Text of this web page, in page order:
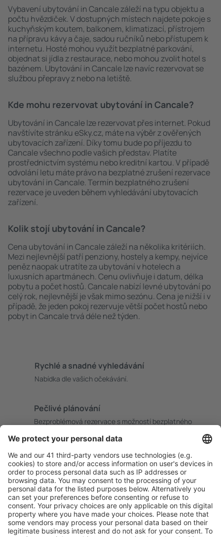
Vybavení ubytování in Cancale záleží na typu objektu a
počtu hvězdiček. V dostupných místech najdete pokoje s
kuchyňským koutem, balkonem, klimatizací, přístrojem
na přípravu kávy a čaje, sadou ručníků nebo přístupem k
internetu. Hosté mohou využít bezplatné parkování,
objednat si jídla z restaurace, nebo mohou zvolit hotel s
bazénem. Ubytování in Cancale lze navíc rezervovat se
službou přepravy z nebo na letiště.
Kde mohu rezervovat ubytování in Cancale?
Ubytování in Cancale lze rezervovat přes internet. Pokud
navštívíte stránku eSky.cz, máte na výběr z ověřených
ubytovacích zařízení. Díky tomu bude po příjezdu to
Cancale všechno podle vašich představ. Platíte
prostřednictvím systému nebo kreditní kartou. V případě
odvolání letu máte právo na bezplatné zrušení rezervace
ubytování in Cancale. Termín bezplatného zrušení
rezervace je uveden během vyhledávání ubytovacích
zařízení.
Kolik stojí ubytování in Cancale?
Cena ubytování in Cancale záleží na několika kritériích.
Mezi nejlevnější patří penziony, hostely a kempy, nejvíce
peněz naopak utratíte za ubytování v hotelech a
luxusních apartmánech. Cenu ovlivňuje i datum, délka
pobytu a počet hostů. Cancale nabízí levné ubytování po
celý rok, nejlevnější je však mimo sezónu. Cena je nižší i v
případě, že jeden pokoj rezervuje větší počet hostů nebo
pobyt in Cancale trvá déle než týden.
Rychlé a snadné vyhledávání
Nabídka dle vašich očekávání.
Pečlivé plánování
Bezproblémová rezervace s možností bezplatného
S námi ušetříte
Atraktivní ceny a speciální nabídky pro přihlášené
uživatele.
Ubytování dle vašeho gusta
Vyberte si z více než 1.3 milionu zařízení: hotelů,
apartmánů, chat a dalších.